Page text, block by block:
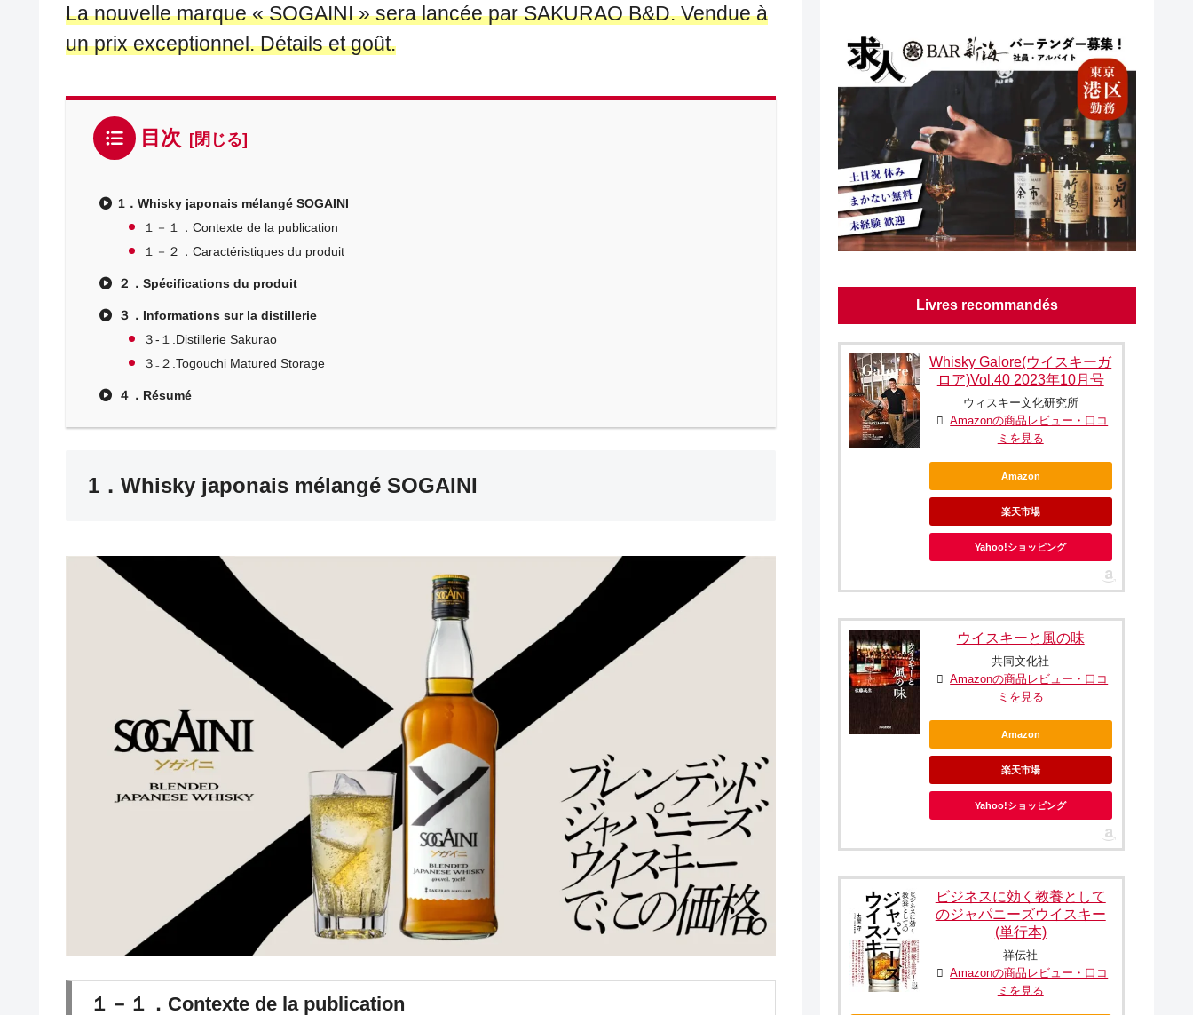
La nouvelle marque « SOGAINI » sera lancée par SAKURAO B&D. Vendue à
un prix exceptionnel. Détails et goût.
目次
1．Whisky japonais mélangé SOGAINI
１－１．Contexte de la publication
１－２．Caractéristiques du produit
２．Spécifications du produit
３．Informations sur la distillerie
３-１.Distillerie Sakurao
３₋２.Togouchi Matured Storage
４．Résumé
1．Whisky japonais mélangé SOGAINI
１－１．Contexte de la publication
Livres recommandés
Whisky Galore(ウイスキーガ
ロア)Vol.40 2023年10月号
ウィスキー文化研究所
Amazonの商品レビュー・口コ
ミを見る
Amazon
楽天市場
Yahoo!ショッピング
ウイスキーと風の味
共同文化社
Amazonの商品レビュー・口コ
ミを見る
Amazon
楽天市場
Yahoo!ショッピング
ビジネスに効く教養として
のジャパニーズウイスキー
(単行本)
祥伝社
Amazonの商品レビュー・口コ
ミを見る